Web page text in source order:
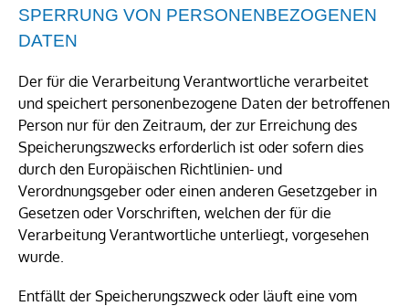
PERRUNG VON PERSONENBEZOGENEN D
ATEN
Der für die Verarbeitung Verantwortliche verarbeitet
und speichert personenbezogene Daten der betroffenen
Person nur für den Zeitraum, der zur Erreichung des
Speicherungszwecks erforderlich ist oder sofern dies
durch den Europäischen Richtlinien- und
Verordnungsgeber oder einen anderen Gesetzgeber in
Gesetzen oder Vorschriften, welchen der für die
Verarbeitung Verantwortliche unterliegt, vorgesehen
wurde.
Entfällt der Speicherungszweck oder läuft eine vom